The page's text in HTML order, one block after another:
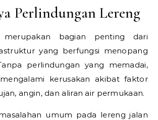
Perlindungan Lereng
merupakan bagian penting dari
yang berfungsi menopang
perlindungan yang memadai,
kerusakan akibat faktor
angin, dan aliran air permukaan.
umum pada lereng jalan